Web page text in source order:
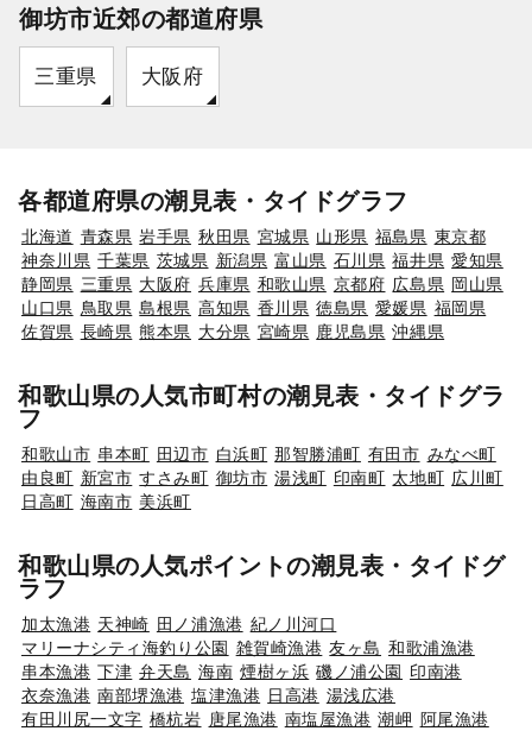
御坊市近郊の都道府県
三重県 大阪府
各都道府県の潮見表・タイドグラフ
北海道 青森県 岩手県 秋田県 宮城県 山形県 福島県 東京都
神奈川県 千葉県 茨城県 新潟県 富山県 石川県 福井県 愛知県
静岡県 三重県 大阪府 兵庫県 和歌山県 京都府 広島県 岡山県
山口県 鳥取県 島根県 高知県 香川県 徳島県 愛媛県 福岡県
佐賀県 長崎県 熊本県 大分県 宮崎県 鹿児島県 沖縄県
和歌山県の人気市町村の潮見表・タイドグラ
フ
和歌山市 串本町 田辺市 白浜町 那智勝浦町 有田市 みなべ町
由良町 新宮市 すさみ町 御坊市 湯浅町 印南町 太地町 広川町
日高町 海南市 美浜町
和歌山県の人気ポイントの潮見表・タイドグ
ラフ
加太漁港 天神崎 田ノ浦漁港 紀ノ川河口
マリーナシティ海釣り公園 雑賀崎漁港 友ヶ島 和歌浦漁港
串本漁港 下津 弁天島 海南 煙樹ヶ浜 磯ノ浦公園
印南港
衣奈漁港 南部堺漁港 塩津漁港 日高港 湯浅広港
有田川尻一文字 橋杭岩 唐尾漁港 南塩屋漁港 潮岬
阿尾漁港